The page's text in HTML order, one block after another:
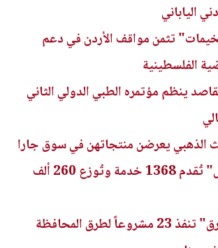
الياباني
تثمن مواقف الأردن في دعم
الفلسطينية
ينظم مؤتمره الطبي الدولي الثاني
الذهبي يعرضن منتجاتهن في سوق جارا
"زراعة جرش" تُقدم 1368 خدمة وتُوزع 260 ألف
"أشغال المفرق" تنفذ 23 مشروعاً لطرق المحافظة